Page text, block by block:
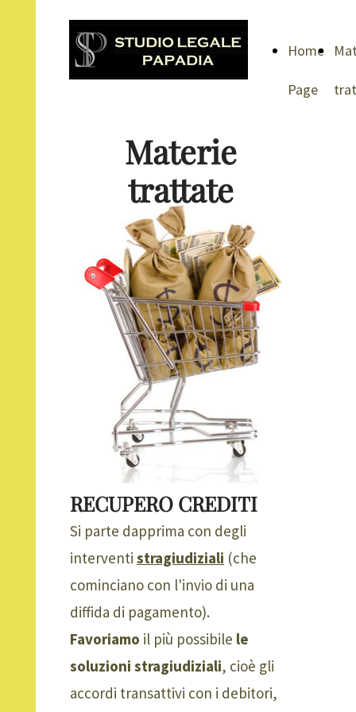
Home
Page
Materie
trattate
RECUPERO CREDITI
Si parte dapprima con degli
interventi stragiudiziali (che
cominciano con l'invio di una
diffida di pagamento).
Favoriamo il più possibile le
soluzioni stragiudiziali, cioè gli
accordi transattivi con i debitori,